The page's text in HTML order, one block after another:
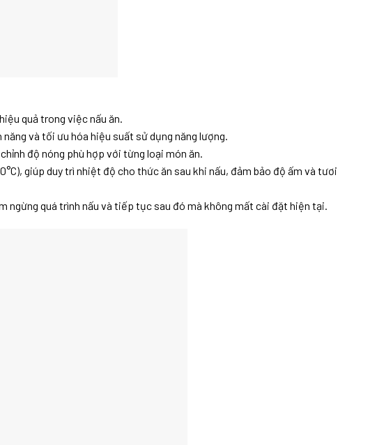
quả trong việc nấu ăn.
và tối ưu hóa hiệu suất sử dụng năng lượng.
độ nóng phù hợp với từng loại món ăn.
giúp duy trì nhiệt độ cho thức ăn sau khi nấu, đảm bảo độ ấm và tươi
ngừng quá trình nấu và tiếp tục sau đó mà không mất cài đặt hiện tại.